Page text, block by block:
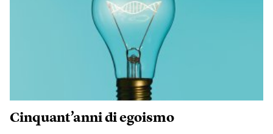
Cinquant’anni di egoismo